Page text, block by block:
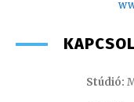
Stúdió: